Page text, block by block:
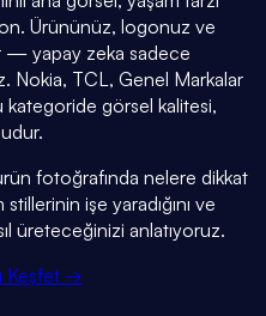
Ürününüz, logonuz ve
— yapay zeka sadece
Nokia, TCL, Genel Markalar
kategoride görsel kalitesi,
fotoğrafında nelere dikkat
işe yaradığını ve
üreteceğinizi anlatıyoruz.
Keşfet →